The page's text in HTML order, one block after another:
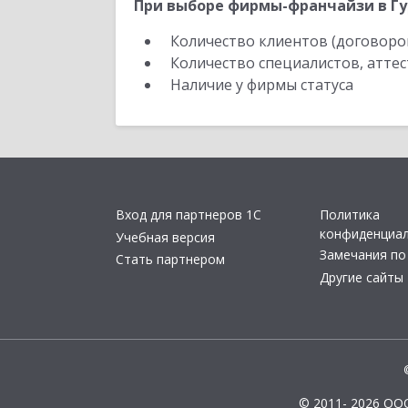
При выборе фирмы-франчайзи в
Количество клиентов
Количество специалистов,
Наличие у фирмы статуса
Вход для партнеров 1С
Учебная версия
Стать партнером
Политика
Замечания по
Другие сайты
© 2011- 2026